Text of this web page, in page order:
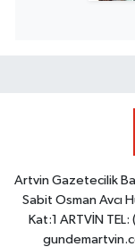
Artvin Gazetecilik
Sabit Osman Avcı
Kat:1 ARTVİN